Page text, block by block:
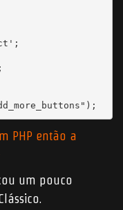
PHP então a
um pouco